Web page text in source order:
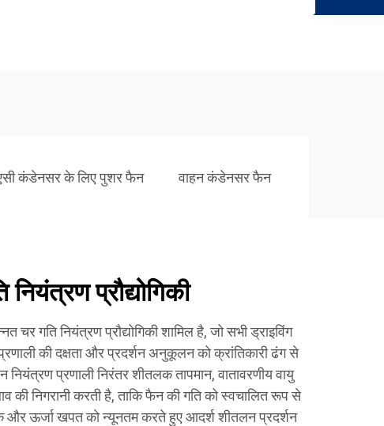
कंडेनसर के लिए पुशर फैन वाहन कंडेनसर फैन
प्रौद्योगिकी
गति नियंत्रण प्रौद्योगिकी शामिल है, जो सभी ड्राइविंग
की दक्षता और प्रदर्शन अनुकूलन को क्रांतिकारी ढंग से
नियंत्रण प्रणाली निरंतर शीतलक तापमान, वातावरणीय वायु
की निगरानी करती है, ताकि फैन की गति को स्वचालित रूप से
और ऊर्जा खपत को न्यूनतम करते हुए आदर्श शीतलन प्रदर्शन